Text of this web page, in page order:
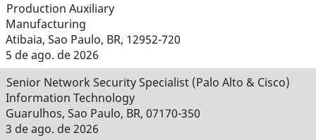
Production Auxiliary
Manufacturing
Atibaia, Sao Paulo, BR, 12952-720
5 de ago. de 2026
Senior Network Security Specialist (Palo Alto & Cisco)
Information Technology
Guarulhos, Sao Paulo, BR, 07170-350
3 de ago. de 2026